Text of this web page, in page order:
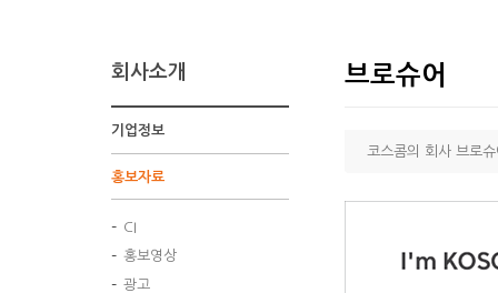
회사소개
기업정보
홍보자료
CI
홍보영상
광고
브로슈어
코스콤의 회사 브로